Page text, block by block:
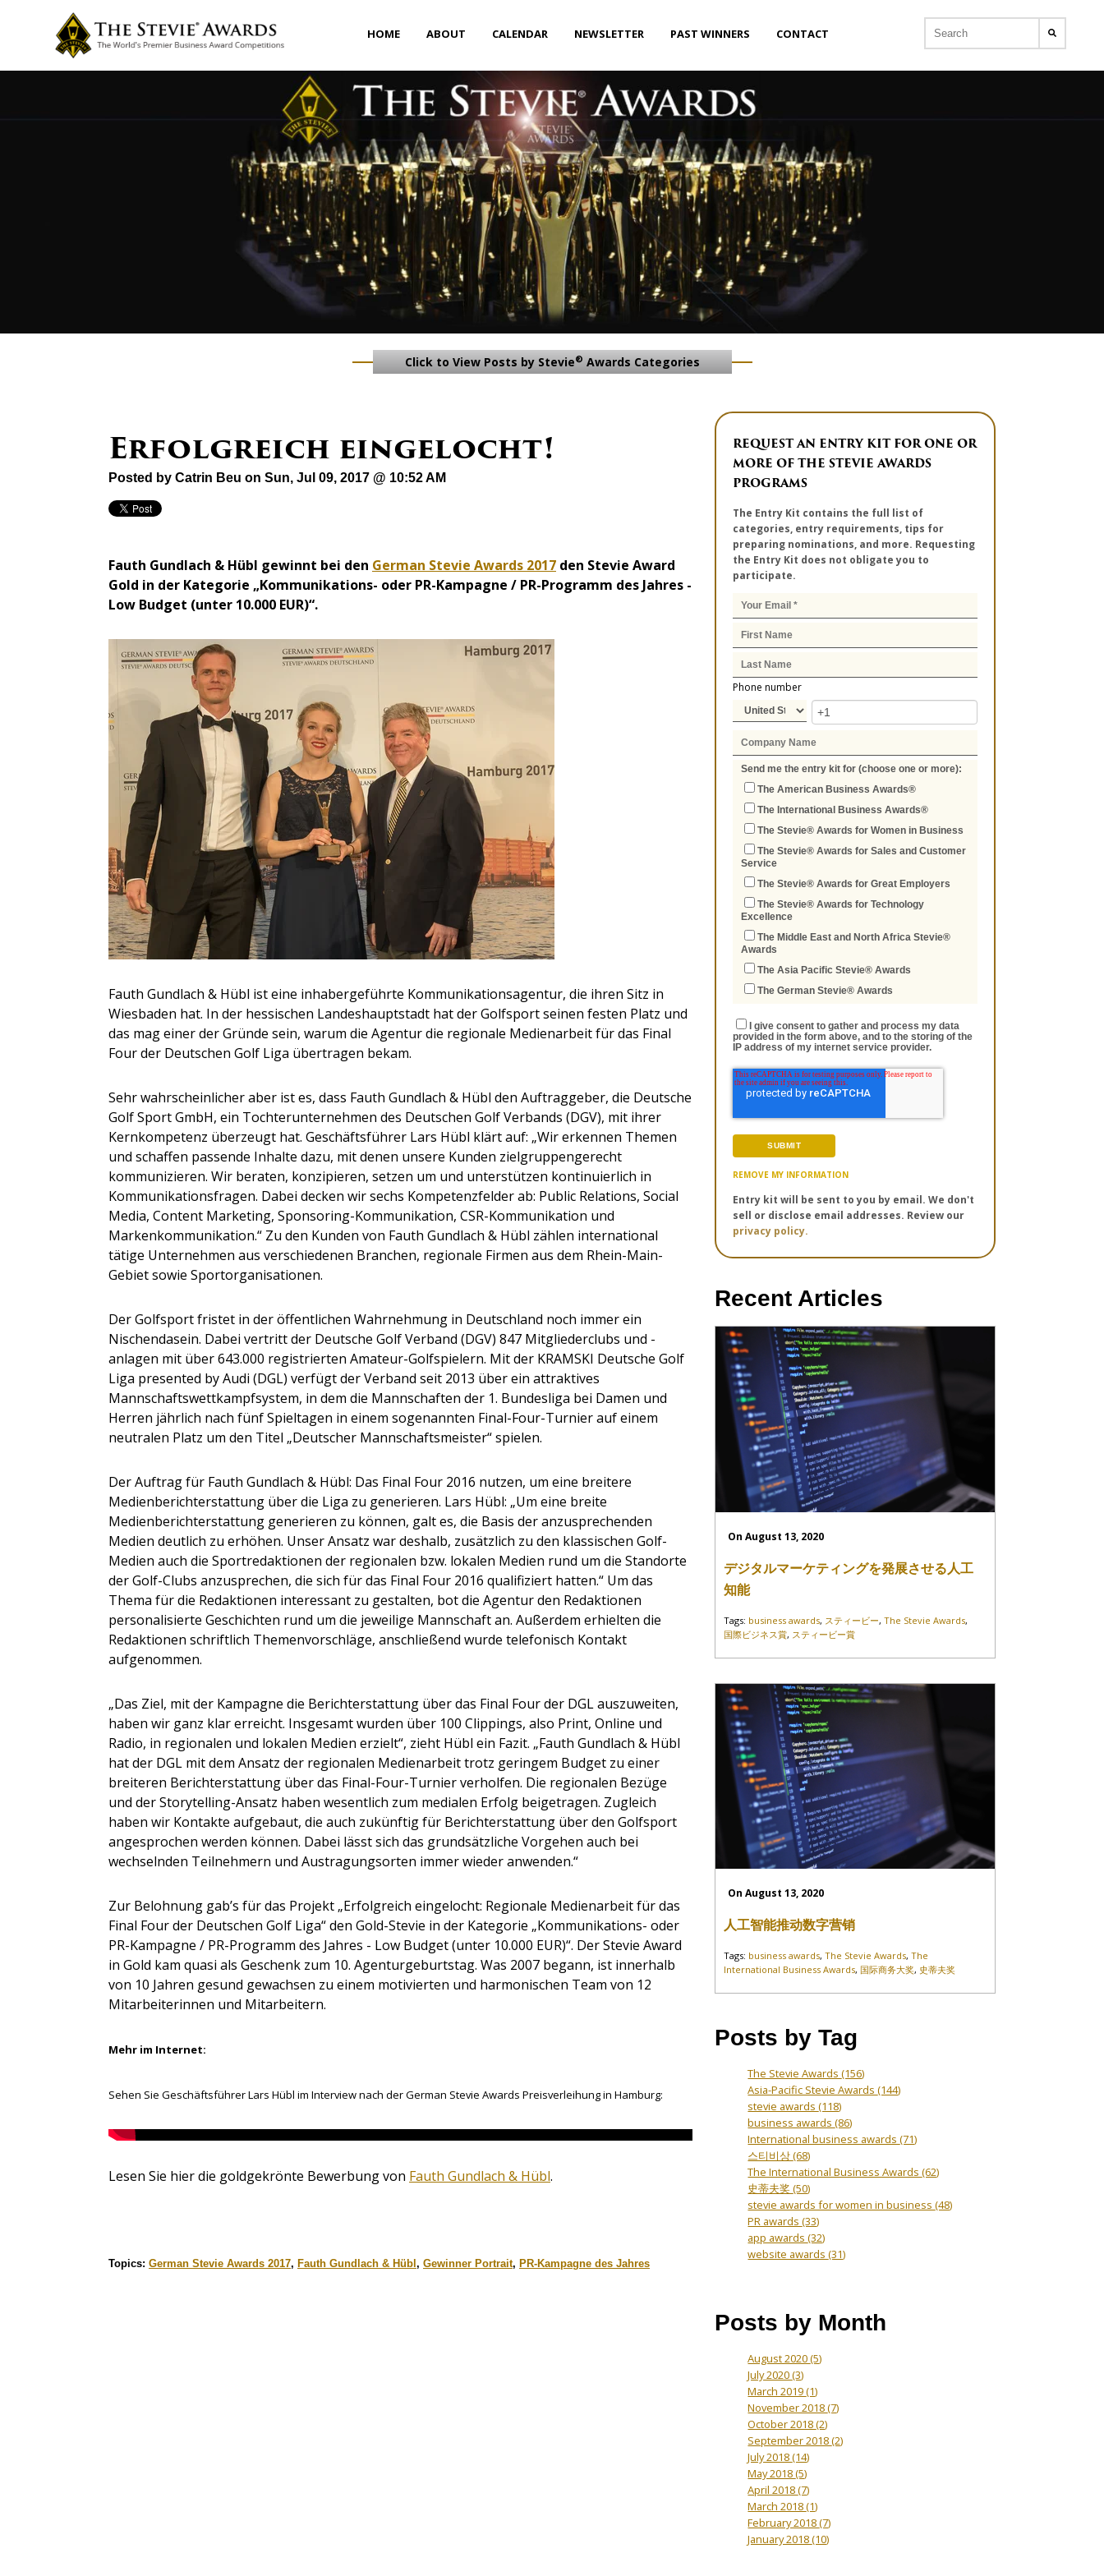
HOME ABOUT CALENDAR NEWSLETTER PAST WINNERS CONTACT
Click to View Posts by Stevie® Awards Categories
Erfolgreich eingelocht!
Posted by Catrin Beu on Sun, Jul 09, 2017 @ 10:52 AM
Fauth Gundlach & Hübl gewinnt bei den German Stevie Awards 2017 den Stevie Award
Gold in der Kategorie „Kommunikations- oder PR-Kampagne / PR-Programm des Jahres -
Low Budget (unter 10.000 EUR)“.
Fauth Gundlach & Hübl ist eine inhabergeführte Kommunikationsagentur, die ihren Sitz in
Wiesbaden hat. In der hessischen Landeshauptstadt hat der Golfsport seinen festen Platz und
das mag einer der Gründe sein, warum die Agentur die regionale Medienarbeit für das Final
Four der Deutschen Golf Liga übertragen bekam.
Sehr wahrscheinlicher aber ist es, dass Fauth Gundlach & Hübl den Auftraggeber, die Deutsche
Golf Sport GmbH, ein Tochterunternehmen des Deutschen Golf Verbands (DGV), mit ihrer
Kernkompetenz überzeugt hat. Geschäftsführer Lars Hübl klärt auf: „Wir erkennen Themen
und schaffen passende Inhalte dazu, mit denen unsere Kunden zielgruppengerecht
kommunizieren. Wir beraten, konzipieren, setzen um und unterstützen kontinuierlich in
Kommunikationsfragen. Dabei decken wir sechs Kompetenzfelder ab: Public Relations, Social
Media, Content Marketing, Sponsoring-Kommunikation, CSR-Kommunikation und
Markenkommunikation.“ Zu den Kunden von Fauth Gundlach & Hübl zählen international
tätige Unternehmen aus verschiedenen Branchen, regionale Firmen aus dem Rhein-Main-
Gebiet sowie Sportorganisationen.
Der Golfsport fristet in der öffentlichen Wahrnehmung in Deutschland noch immer ein
Nischendasein. Dabei vertritt der Deutsche Golf Verband (DGV) 847 Mitgliederclubs und -
anlagen mit über 643.000 registrierten Amateur-Golfspielern. Mit der KRAMSKI Deutsche Golf
Liga presented by Audi (DGL) verfügt der Verband seit 2013 über ein attraktives
Mannschaftswettkampfsystem, in dem die Mannschaften der 1. Bundesliga bei Damen und
Herren jährlich nach fünf Spieltagen in einem sogenannten Final-Four-Turnier auf einem
neutralen Platz um den Titel „Deutscher Mannschaftsmeister“ spielen.
Der Auftrag für Fauth Gundlach & Hübl: Das Final Four 2016 nutzen, um eine breitere
Medienberichterstattung über die Liga zu generieren. Lars Hübl: „Um eine breite
Medienberichterstattung generieren zu können, galt es, die Basis der anzusprechenden
Medien deutlich zu erhöhen. Unser Ansatz war deshalb, zusätzlich zu den klassischen Golf-
Medien auch die Sportredaktionen der regionalen bzw. lokalen Medien rund um die Standorte
der Golf-Clubs anzusprechen, die sich für das Final Four 2016 qualifiziert hatten.“ Um das
Thema für die Redaktionen interessant zu gestalten, bot die Agentur den Redaktionen
personalisierte Geschichten rund um die jeweilige Mannschaft an. Außerdem erhielten die
Redaktionen schriftlich Themenvorschläge, anschließend wurde telefonisch Kontakt
aufgenommen.
„Das Ziel, mit der Kampagne die Berichterstattung über das Final Four der DGL auszuweiten,
haben wir ganz klar erreicht. Insgesamt wurden über 100 Clippings, also Print, Online und
Radio, in regionalen und lokalen Medien erzielt“, zieht Hübl ein Fazit. „Fauth Gundlach & Hübl
hat der DGL mit dem Ansatz der regionalen Medienarbeit trotz geringem Budget zu einer
breiteren Berichterstattung über das Final-Four-Turnier verholfen. Die regionalen Bezüge
und der Storytelling-Ansatz haben wesentlich zum medialen Erfolg beigetragen. Zugleich
haben wir Kontakte aufgebaut, die auch zukünftig für Berichterstattung über den Golfsport
angesprochen werden können. Dabei lässt sich das grundsätzliche Vorgehen auch bei
wechselnden Teilnehmern und Austragungsorten immer wieder anwenden.“
Zur Belohnung gab’s für das Projekt „Erfolgreich eingelocht: Regionale Medienarbeit für das
Final Four der Deutschen Golf Liga“ den Gold-Stevie in der Kategorie „Kommunikations- oder
PR-Kampagne / PR-Programm des Jahres - Low Budget (unter 10.000 EUR)“. Der Stevie Award
in Gold kam quasi als Geschenk zum 10. Agenturgeburtstag. Was 2007 begann, ist innerhalb
von 10 Jahren gesund gewachsen zu einem motivierten und harmonischen Team von 12
Mitarbeiterinnen und Mitarbeitern.
Mehr im Internet:
Sehen Sie Geschäftsführer Lars Hübl im Interview nach der German Stevie Awards Preisverleihung in Hamburg:
Lesen Sie hier die goldgekrönte Bewerbung von Fauth Gundlach & Hübl.
Topics: German Stevie Awards 2017, Fauth Gundlach & Hübl, Gewinner Portrait, PR-Kampagne des Jahres
REQUEST AN ENTRY KIT FOR ONE OR
MORE OF THE STEVIE AWARDS
PROGRAMS
The Entry Kit contains the full list of
categories, entry requirements, tips for
preparing nominations, and more. Requesting
the Entry Kit does not obligate you to
participate.
Phone number
Send me the entry kit for (choose one or more):
The American Business Awards®
The International Business Awards®
The Stevie® Awards for Women in Business
The Stevie® Awards for Sales and Customer
Service
The Stevie® Awards for Great Employers
The Stevie® Awards for Technology
Excellence
The Middle East and North Africa Stevie®
Awards
The Asia Pacific Stevie® Awards
The German Stevie® Awards
I give consent to gather and process my data
provided in the form above, and to the storing of the
IP address of my internet service provider.
REMOVE MY INFORMATION
Entry kit will be sent to you by email. We don't
sell or disclose email addresses. Review our
privacy policy.
Recent Articles
On August 13, 2020
デジタルマーケティングを発展させる人工
知能
Tags: business awards, スティービー,The Stevie Awards,
国際ビジネス賞, スティービー賞
On August 13, 2020
人工智能推动数字营销
Tags: business awards,The Stevie Awards,The
International Business Awards,国际商务大奖, 史蒂夫奖
Posts by Tag
The Stevie Awards(156)
Asia-Pacific Stevie Awards(144)
stevie awards(118)
business awards(86)
International business awards(71)
스티비상(68)
The International Business Awards(62)
史蒂夫奖(50)
stevie awards for women in business(48)
PR awards(33)
app awards(32)
website awards(31)
Posts by Month
August 2020(5)
July 2020(3)
March 2019(1)
November 2018(7)
October 2018(2)
September 2018(2)
July 2018(14)
May 2018(5)
April 2018(7)
March 2018(1)
February 2018(7)
January 2018(10)